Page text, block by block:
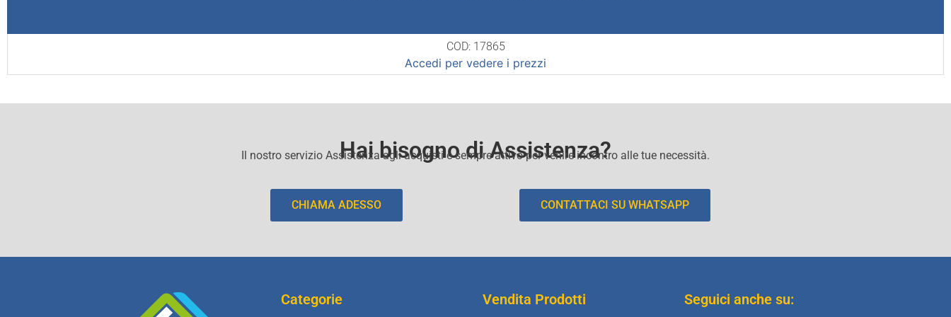
COD: 17865
Accedi per vedere i prezzi
Hai bisogno di Assistenza?
Il nostro servizio Assistenza agli acquisti e sempre attivo per venire incontro alle tue necessità.
CHIAMA ADESSO CONTATTACI SU WHATSAPP
Categorie Vendita Prodotti Seguici anche su: